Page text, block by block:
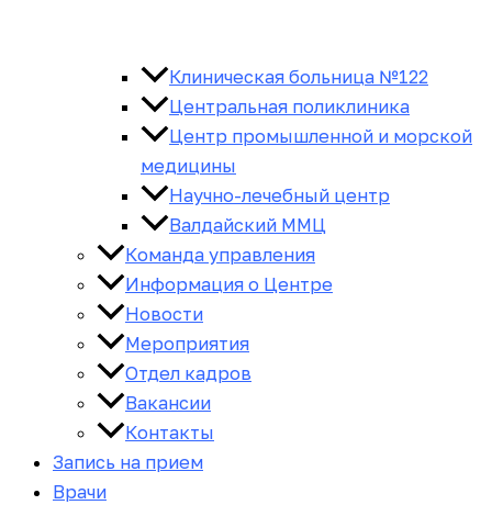
Клиническая больница №122
Центральная поликлиника
Центр промышленной и морской
медицины
Научно-лечебный центр
Валдайский ММЦ
Команда управления
Информация о Центре
Новости
Мероприятия
Отдел кадров
Вакансии
Контакты
Запись на прием
Врачи